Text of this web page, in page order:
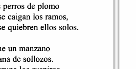
Обложка
2
3